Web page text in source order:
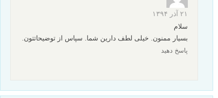
۲۱ آذر ۱۳۹۴
سلام
بسیار ممنون. خیلی لطف دارین شما. سپاس از توضیحاتتون.
پاسخ دهید